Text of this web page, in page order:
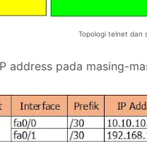
Topologi telnet dan
address pada masing-